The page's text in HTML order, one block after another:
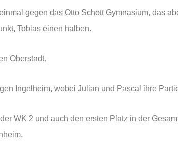
gegen das Otto Schott Gymnasium, das
Tobias einen halben.
Oberstadt.
Ingelheim, wobei Julian und Pascal ihre
WK 2 und auch den ersten Platz in der